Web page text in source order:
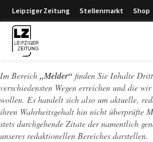
Leipziger Zeitung Stellenmarkt Shop
Im Bereich „Melder“ finden Sie Inhalte
verschiedensten Wegen erreichen und die
wollen. Es handelt sich also um aktuelle,
ihren Wahrheitsgehalt hin nicht überprüfte
stets durchgehende Zitate der namentlich
unseres redaktionellen Bereiches darstellen.